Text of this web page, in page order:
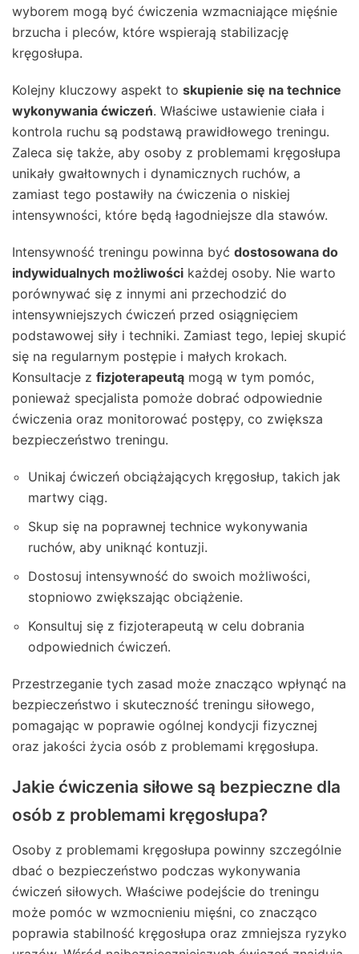
wyborem mogą być ćwiczenia wzmacniające mięśnie
brzucha i pleców, które wspierają stabilizację
kręgosłupa.
Kolejny kluczowy aspekt to skupienie się na technice
wykonywania ćwiczeń. Właściwe ustawienie ciała i
kontrola ruchu są podstawą prawidłowego treningu.
Zaleca się także, aby osoby z problemami kręgosłupa
unikały gwałtownych i dynamicznych ruchów, a
zamiast tego postawiły na ćwiczenia o niskiej
intensywności, które będą łagodniejsze dla stawów.
Intensywność treningu powinna być dostosowana do
indywidualnych możliwości każdej osoby. Nie warto
porównywać się z innymi ani przechodzić do
intensywniejszych ćwiczeń przed osiągnięciem
podstawowej siły i techniki. Zamiast tego, lepiej skupić
się na regularnym postępie i małych krokach.
Konsultacje z fizjoterapeutą mogą w tym pomóc,
ponieważ specjalista pomoże dobrać odpowiednie
ćwiczenia oraz monitorować postępy, co zwiększa
bezpieczeństwo treningu.
Unikaj ćwiczeń obciążających kręgosłup, takich jak
martwy ciąg.
Skup się na poprawnej technice wykonywania
ruchów, aby uniknąć kontuzji.
Dostosuj intensywność do swoich możliwości,
stopniowo zwiększając obciążenie.
Konsultuj się z fizjoterapeutą w celu dobrania
odpowiednich ćwiczeń.
Przestrzeganie tych zasad może znacząco wpłynąć na
bezpieczeństwo i skuteczność treningu siłowego,
pomagając w poprawie ogólnej kondycji fizycznej
oraz jakości życia osób z problemami kręgosłupa.
Jakie ćwiczenia siłowe są bezpieczne dla
osób z problemami kręgosłupa?
Osoby z problemami kręgosłupa powinny szczególnie
dbać o bezpieczeństwo podczas wykonywania
ćwiczeń siłowych. Właściwe podejście do treningu
może pomóc w wzmocnieniu mięśni, co znacząco
poprawia stabilność kręgosłupa oraz zmniejsza ryzyko